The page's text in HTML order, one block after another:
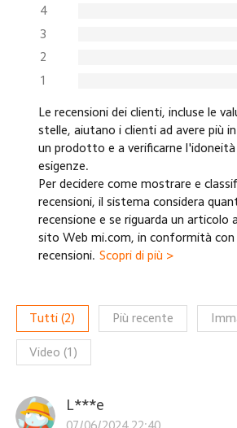
4
3
2
1
Le recensioni dei clienti, incluse le
stelle, aiutano i clienti ad avere più
un prodotto e a verificarne l'idoneità
esigenze.
Per decidere come mostrare e
recensioni, il sistema considera
recensione e se riguarda un articolo
sito Web mi.com, in conformità con
recensioni. Scopri di più >
Tutti (2) Più recente
Video (1)
L***e
07/06/2024 22:40